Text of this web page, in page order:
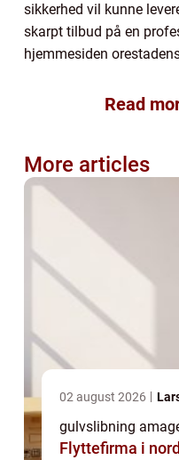
sikkerhed vil kunne
skarpt tilbud på en
hjemmesiden
Read
More articles
02 august 2026
gulvslibning
Flyttefirma i